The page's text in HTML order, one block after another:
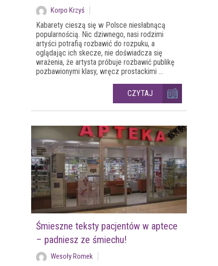
Korpo Krzyś
Kabarety cieszą się w Polsce niesłabnącą
popularnością. Nic dziwnego, nasi rodzimi
artyści potrafią rozbawić do rozpuku, a
oglądając ich skecze, nie doświadcza się
wrażenia, że artysta próbuje rozbawić publikę
pozbawionymi klasy, wręcz prostackimi ...
CZYTAJ
Śmieszne teksty pacjentów w aptece
– padniesz ze śmiechu!
Wesoły Romek